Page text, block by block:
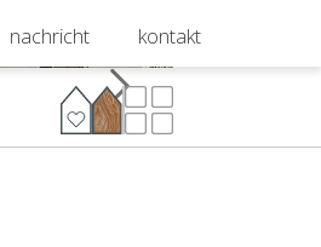
nachricht kontakt